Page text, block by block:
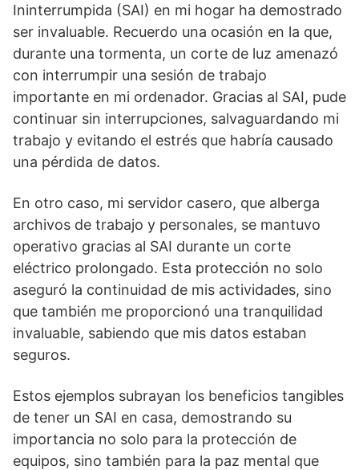
Ininterrumpida (SAI) en mi hogar ha demostrado
ser invaluable. Recuerdo una ocasión en la que,
durante una tormenta, un corte de luz amenazó
con interrumpir una sesión de trabajo
importante en mi ordenador. Gracias al SAI, pude
continuar sin interrupciones, salvaguardando mi
trabajo y evitando el estrés que habría causado
una pérdida de datos.
En otro caso, mi servidor casero, que alberga
archivos de trabajo y personales, se mantuvo
operativo gracias al SAI durante un corte
eléctrico prolongado. Esta protección no solo
aseguró la continuidad de mis actividades, sino
que también me proporcionó una tranquilidad
invaluable, sabiendo que mis datos estaban
seguros.
Estos ejemplos subrayan los beneficios tangibles
de tener un SAI en casa, demostrando su
importancia no solo para la protección de
equipos, sino también para la paz mental que